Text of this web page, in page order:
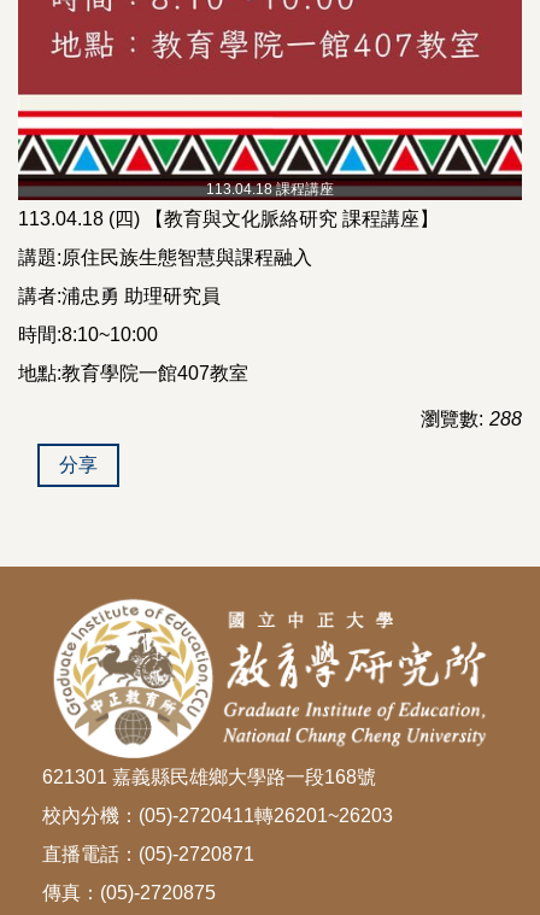
113.04.18 課程講座
113.04.18 (四) 【教育與文化脈絡研究 課程講座】
講題:原住民族生態智慧與課程融入
講者:浦忠勇 助理研究員
時間:8:10~10:00
地點:教育學院一館407教室
瀏覽數: 288
分享
621301 嘉義縣民雄鄉大學路一段168號
校內分機：(05)-2720411轉26201~26203
直播電話：(05)-2720871
傳真：(05)-2720875